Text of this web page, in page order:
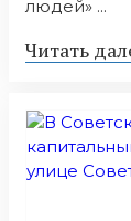
людей» ...
Читать